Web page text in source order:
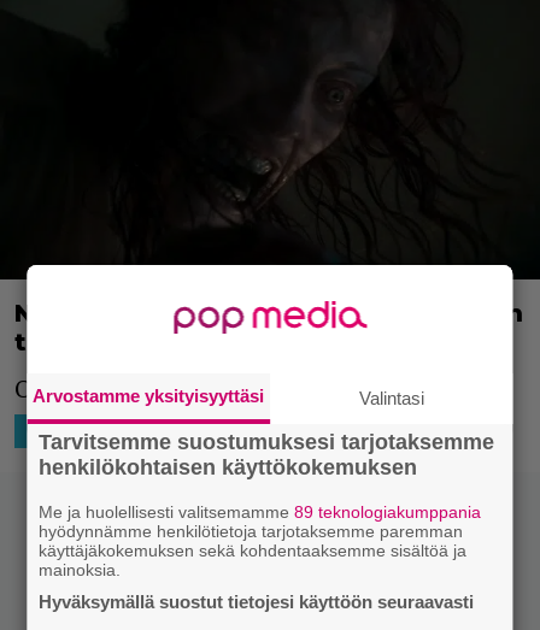
Nyt sitä saa! Evil Dead Risen traileri on
täällä!
Oijoi! Toivottavasti tämä on hyvä.
HOLLYWOOD SUORATOISTO 4.1.2023 19:20
Arvostamme yksityisyyttäsi Valintasi
Tarvitsemme suostumuksesi tarjotaksemme
henkilökohtaisen käyttökokemuksen
Me ja huolellisesti valitsemamme89 teknologiakumppania
hyödynnämme henkilötietoja tarjotaksemme paremman
käyttäjäkokemuksen sekä kohdentaaksemme sisältöä ja
mainoksia.
Hyväksymällä suostut tietojesi käyttöön seuraavasti